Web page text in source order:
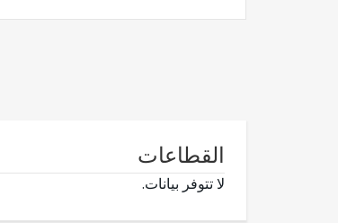
القطاعات
لا تتوفر بيانات.